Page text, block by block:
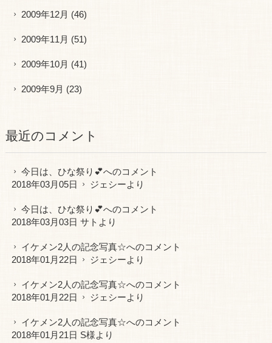
2009年12月 (46)
2009年11月 (51)
2009年10月 (41)
2009年9月 (23)
最近のコメント
今日は、ひな祭り💕へのコメント
2018年03月05日
ジェシーより
今日は、ひな祭り💕へのコメント
2018年03月03日 サトより
イケメン2人の記念写真☆へのコメント
2018年01月22日
ジェシーより
イケメン2人の記念写真☆へのコメント
2018年01月22日
ジェシーより
イケメン2人の記念写真☆へのコメント
2018年01月21日 S様より